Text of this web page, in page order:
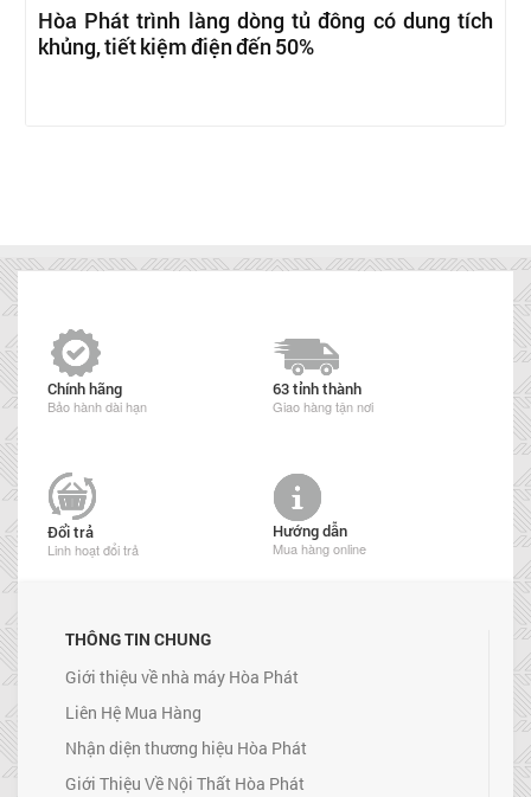
Hòa Phát trình làng dòng tủ đông có dung tích
khủng, tiết kiệm điện đến 50%
Chính hãng
Bảo hành dài hạn
63 tỉnh thành
Giao hàng tận nơi
Đổi trả
Linh hoạt đổi trả
Hướng dẫn
Mua hàng online
THÔNG TIN CHUNG
Giới thiệu về nhà máy Hòa Phát
Liên Hệ Mua Hàng
Nhận diện thương hiệu Hòa Phát
Giới Thiệu Về Nội Thất Hòa Phát